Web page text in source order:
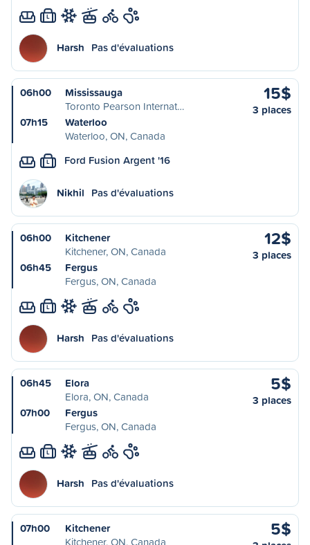
L
Harsh Pas d'évaluations
06h00
Mississauga
Toronto Pearson Internat…
07h15
Waterloo
Waterloo, ON, Canada
15$
3 places
L Ford Fusion Argent '16
Nikhil Pas d'évaluations
06h00
Kitchener
Kitchener, ON, Canada
06h45
Fergus
Fergus, ON, Canada
12$
3 places
L
Harsh Pas d'évaluations
06h45
Elora
Elora, ON, Canada
07h00
Fergus
Fergus, ON, Canada
5$
3 places
L
Harsh Pas d'évaluations
07h00
Kitchener
Kitchener, ON, Canada
5$